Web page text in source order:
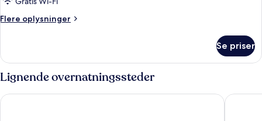
Flere oplysninger
Flere
lejlighed
Se priser
Lignende overnatningssteder
Revier Mountain Lodge Adelboden Hotel